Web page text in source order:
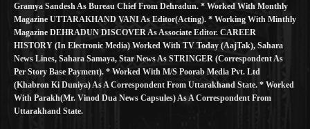
Gramya Sandesh As Bureau Chief From Dehradun. * Worked With Monthly
Magazine UTTARAKHAND VANI As Editor(Acting). * Working With Minthly
Magazine DEHRADUN DISCOVER As Associate Editor. CAREER
HISTORY (in Electronic Media) Worked With TV Today (AajTak), Sahara
News Lines, Sahara Samaya, Star News As STRINGER (Correspondent As
Per Story Base Payment). * Worked With M/S Poorab Media Pvt. Ltd
(Khabron Ki Duniya) As A Correspondent From Uttarakhand State. * Worked
With Parakh(Mr. Vinod Dua News Capsules) As A Correspondent From
Uttarakhand State.